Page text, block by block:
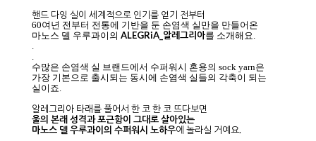
핸드 다잉 실이 세계적으로 인기를 얻기 전부터
60여년 전부터 전통에 기반을 둔 손염색 실만을 만들어온
마노스 델 우루과이의 ALEGRiA_알레그리아를 소개해요.
.
.
수많은 손염색 실 브랜드에서 수퍼워시 혼용의 sock yarn은
가장 기본으로 출시되는 동시에 손염색 실들의 각축이 되는
실이죠.
알레그리아 타래를 풀어서 한 코 한 코 뜨다보면
울의 본래 성격과 포근함이 그대로 살아있는
마노스 델 우루과이의 수퍼워시 노하우에 놀라실 거예요.